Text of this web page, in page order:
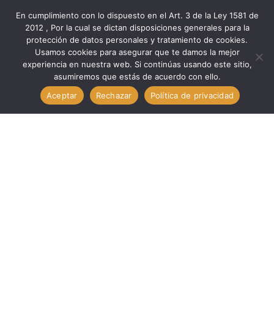
Seguridad
Locativa
Locativa CANDADO ANTICIZALLA DE PASADOR 70MM //
TOTAL TLK32703
En cumplimiento con lo dispuesto en el Art. 3 de la Ley 1581 de
2012 , Por la cual se dictan disposiciones generales para la
protección de datos personales y tratamiento de cookies.
Usamos cookies para asegurar que te damos la mejor
experiencia en nuestra web. Si continúas usando este sitio,
asumiremos que estás de acuerdo con ello.
Aceptar
Rechazar Política de privacidad